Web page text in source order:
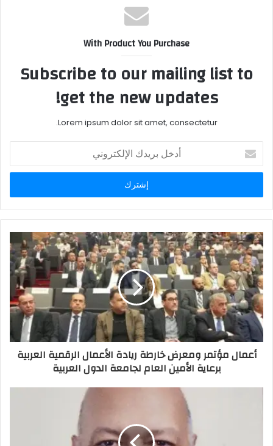
With Product You Purchase
Subscribe to our mailing list to
get the new updates!
Lorem ipsum dolor sit amet, consectetur.
أدخل
بريدك
الإلكتروني
أعمال مؤتمر ومعرض خارطة ريادة الأعمال الرقمية العربية
برعاية الأمين العام لجامعة الدول العربية